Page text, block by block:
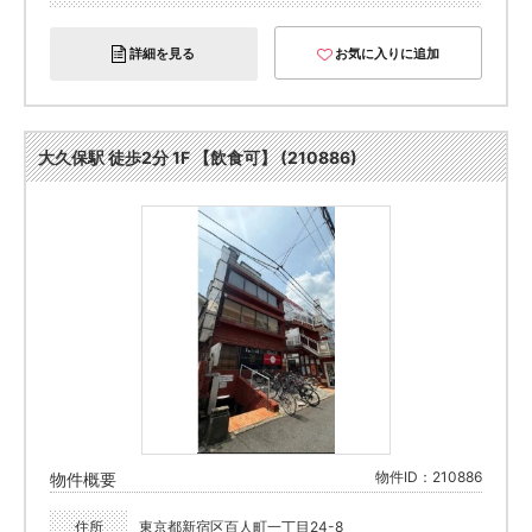
詳細を見る お気に入りに追加
大久保駅 徒歩2分 1F 【飲食可】 (210886)
物件概要 物件ID：210886
住所 東京都新宿区百人町一丁目24-8